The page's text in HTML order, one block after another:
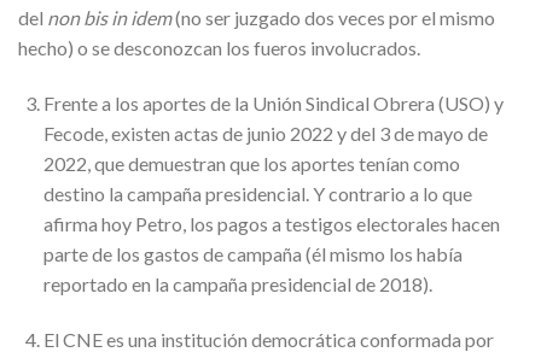
del non bis in idem(no ser juzgado dos veces por el mismo
hecho) o se desconozcan los fueros involucrados.
Frente a los aportes de la Unión Sindical Obrera (USO) y
Fecode, existen actas de junio 2022 y del 3 de mayo de
2022, que demuestran que los aportes tenían como
destino la campaña presidencial. Y contrario a lo que
afirma hoy Petro, los pagos a testigos electorales hacen
parte de los gastos de campaña (él mismo los había
reportado en la campaña presidencial de 2018).
El CNE es una institución democrática conformada por